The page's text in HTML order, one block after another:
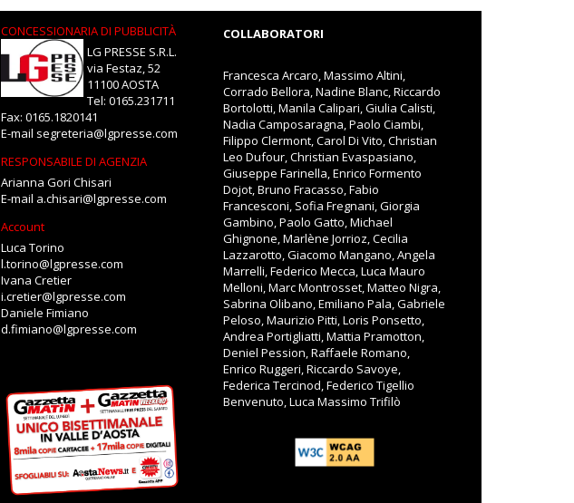
CONCESSIONARIA DI PUBBLICITÀ
LG PRESSE S.R.L.
via Festaz, 52
11100 AOSTA
Tel: 0165.231711
Fax: 0165.1820141
E-mail segreteria@lgpresse.com
RESPONSABILE DI AGENZIA
Arianna Gori Chisari
E-mail a.chisari@lgpresse.com
Account
Luca Torino
l.torino@lgpresse.com
Ivana Cretier
i.cretier@lgpresse.com
Daniele Fimiano
d.fimiano@lgpresse.com
COLLABORATORI
Francesca Arcaro, Massimo Altini,
Corrado Bellora, Nadine Blanc, Riccardo
Bortolotti, Manila Calipari, Giulia Calisti,
Nadia Camposaragna, Paolo Ciambi,
Filippo Clermont, Carol Di Vito, Christian
Leo Dufour, Christian Evaspasiano,
Giuseppe Farinella, Enrico Formento
Dojot, Bruno Fracasso, Fabio
Francesconi, Sofia Fregnani, Giorgia
Gambino, Paolo Gatto, Michael
Ghignone, Marlène Jorrioz, Cecilia
Lazzarotto, Giacomo Mangano, Angela
Marrelli, Federico Mecca, Luca Mauro
Melloni, Marc Montrosset, Matteo Nigra,
Sabrina Olibano, Emiliano Pala, Gabriele
Peloso, Maurizio Pitti, Loris Ponsetto,
Andrea Portigliatti, Mattia Pramotton,
Deniel Pession, Raffaele Romano,
Enrico Ruggeri, Riccardo Savoye,
Federica Tercinod, Federico Tigellio
Benvenuto, Luca Massimo Trifilò